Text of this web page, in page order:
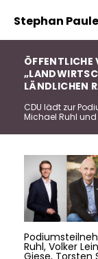
Stephan Paule
LÄNDLICHEN
CDU lädt zur
Michael Ruhl
Ruhl, Volker
Giese, Torsten